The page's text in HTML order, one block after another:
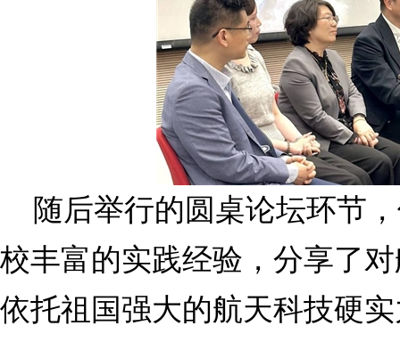
随后举行的圆桌论坛环节
校丰富的实践经验，分享了
依托祖国强大的航天科技硬